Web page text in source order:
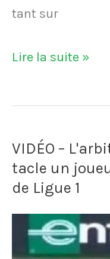
tant sur
VIDÉO
Éric
évite
la
prison
grâce
Lire la suite »
VIDÉO –
tacle un
de Ligue 1